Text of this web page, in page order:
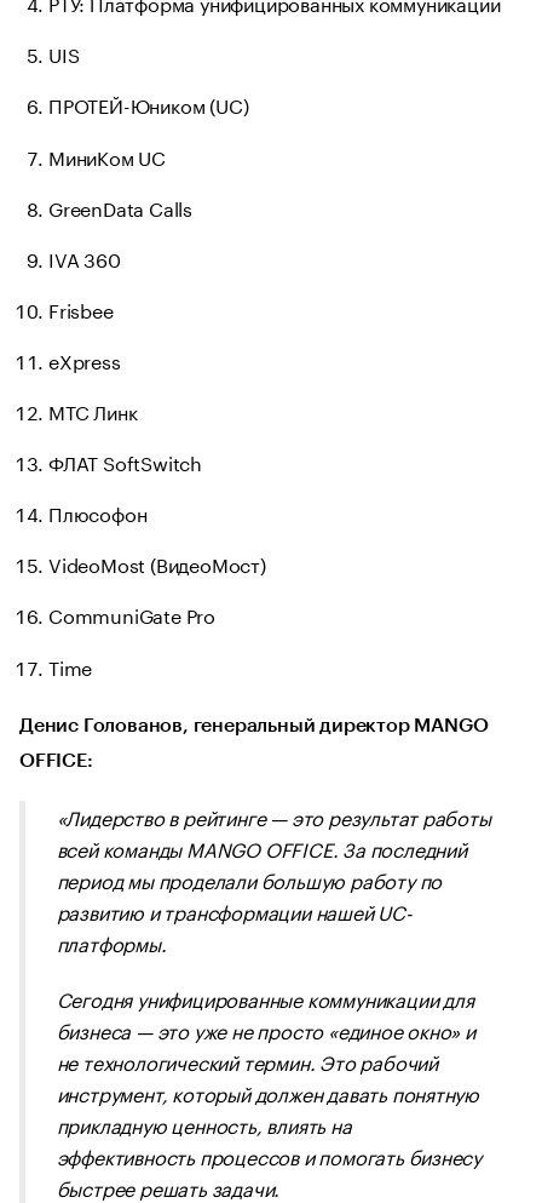
UIS
ПРОТЕЙ-Юником (UC)
МиниКом UC
GreenData Calls
IVA 360
Frisbee
eXpress
МТС Линк
ФЛАТ SoftSwitch
Плюсофон
VideoMost (ВидеоМост)
CommuniGate Pro
Time
Денис Голованов, генеральный директор MANGO
OFFICE:
«Лидерство в рейтинге — это результат работы
всей команды MANGO OFFICE. За последний
период мы проделали большую работу по
развитию и трансформации нашей UC-
платформы.
Сегодня унифицированные коммуникации для
бизнеса — это уже не просто «единое окно» и
не технологический термин. Это рабочий
инструмент, который должен давать понятную
прикладную ценность, влиять на
эффективность процессов и помогать бизнесу
быстрее решать задачи.